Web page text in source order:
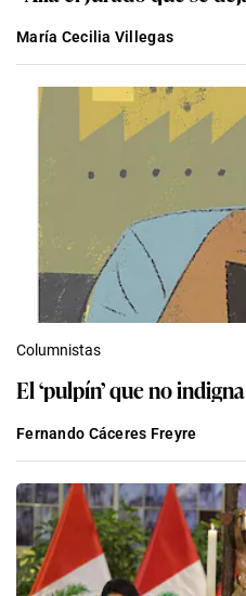
María Cecilia Villegas
Columnistas
El ‘pulpín’ que no indigna
Fernando Cáceres Freyre